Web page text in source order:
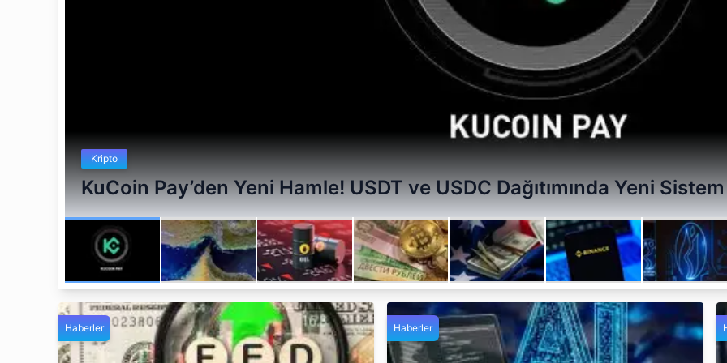
Kripto
KuCoin Pay’den Yeni Hamle! USDT ve USDC Dağıtımında Yeni Sistem
Haberler Haberler